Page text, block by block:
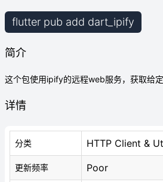
flutter pub add dart_ipify
简介
这个包使用ipify的远程web服务，获取给
详情
分类 HTTP Client &
更新频率 Poor